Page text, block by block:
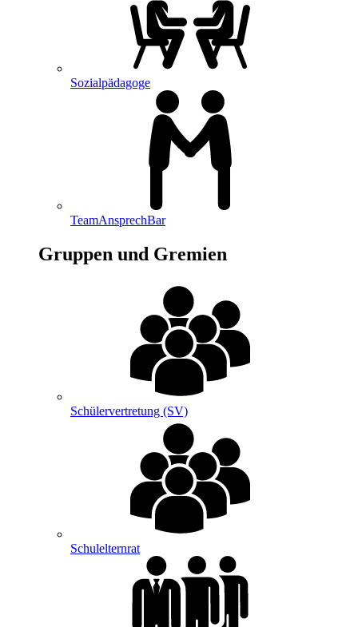
Sozialpädagoge
TeamAnsprechBar
Gruppen und Gremien
Schülervertretung (SV)
Schulelternrat